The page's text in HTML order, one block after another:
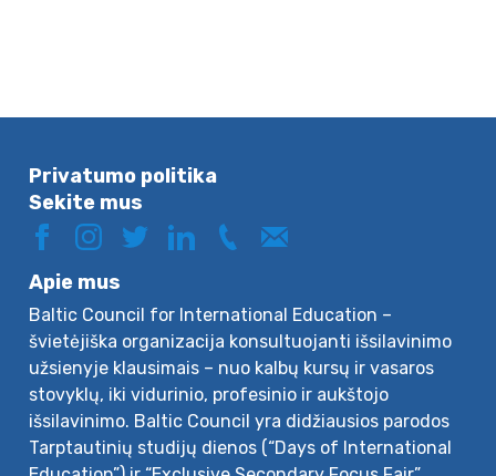
Privatumo politika
Sekite mus
Apie mus
Baltic Council for International Education –
švietėjiška organizacija konsultuojanti išsilavinimo
užsienyje klausimais – nuo kalbų kursų ir vasaros
stovyklų, iki vidurinio, profesinio ir aukštojo
išsilavinimo. Baltic Council yra didžiausios parodos
Tarptautinių studijų dienos (“Days of International